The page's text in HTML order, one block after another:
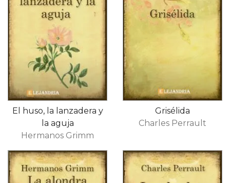
El huso, la lanzadera y
la aguja
Hermanos Grimm
Grisélida
Charles Perrault